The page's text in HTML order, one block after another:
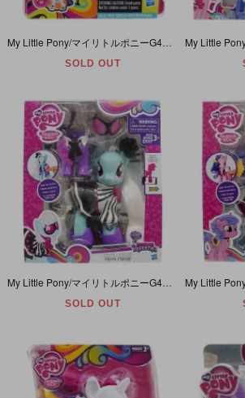
My Little Pony/マイリトルポニーG4・Pop/ポップ・Rarity/ラリティ・スターターキット・2013年
SOLD OUT
My Little Pony/マイリトルポニーG4・Fashion Style・Photo Finish/フォトフィニッシュ・BIGサイズ・Explore Equestria・2015年
SOLD OUT